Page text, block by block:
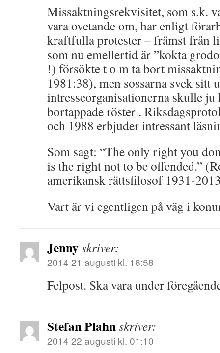
Missaktningsrekvisitet, som s.k.
vara ovetande om, har enligt
kraftfulla protester – främst från
som nu emellertid är ”kokta
!) försökte t o m ta bort
1981:38), men sossarna svek sitt
intresseorganisationerna skulle ju
bortappade röster .
och 1988 erbjuder intressant
Som sagt: “The only right you
is the right not to be offended.”
amerikansk rättsfilosof 1931-
Vart är vi egentligen på väg i
Jennyskriver:
2014 21 augusti kl. 16:58
Felpost. Ska vara under
Stefan Plahnskriver:
2014 22 augusti kl. 01:10